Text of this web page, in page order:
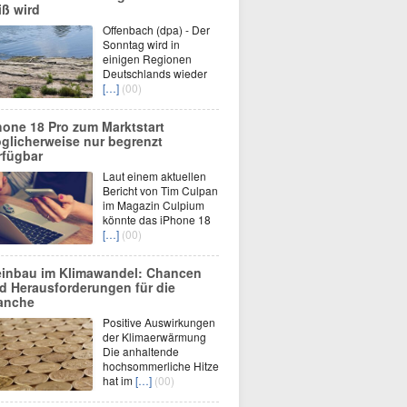
wird
Offenbach (dpa) - Der
Sonntag wird in
einigen Regionen
Deutschlands wieder
[…] (00)
18 Pro zum Marktstart
nur begrenzt
Laut einem aktuellen
Bericht von Tim Culpan
im Magazin Culpium
könnte das iPhone 18
[…] (00)
im Klimawandel: Chancen
Herausforderungen für die
Positive Auswirkungen
der Klimaerwärmung
Die anhaltende
hochsommerliche Hitze
hat im[…] (00)